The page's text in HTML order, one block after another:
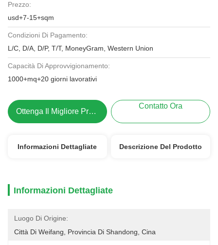
Prezzo:
usd+7-15+sqm
Condizioni Di Pagamento:
L/C, D/A, D/P, T/T, MoneyGram, Western Union
Capacità Di Approvvigionamento:
1000+mq+20 giorni lavorativi
Ottenga Il Migliore Prezzo
Contatto Ora
Informazioni Dettagliate Descrizione Del Prodotto
Informazioni Dettagliate
Luogo Di Origine:
Città Di Weifang, Provincia Di Shandong, Cina